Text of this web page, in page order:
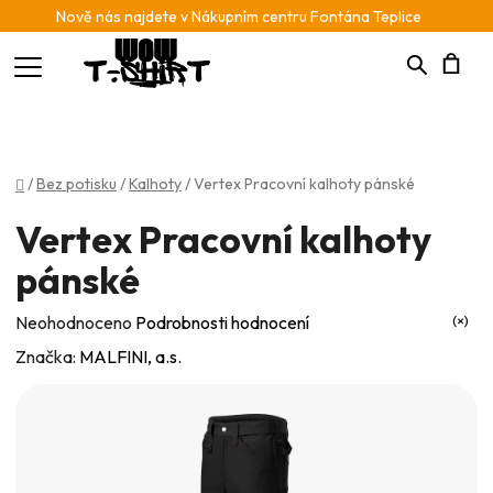
Nově nás najdete v Nákupním centru Fontána Teplice
Hledat
Domů
/Bez potisku /Kalhoty/Vertex Pracovní kalhoty pánské
Vertex Pracovní kalhoty
pánské
Průměrné
hodnocení
Neohodnoceno Podrobnosti hodnocení
Značka: MALFINI, a.s.